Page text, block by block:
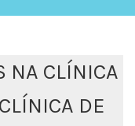
NA CLÍNICA
DE